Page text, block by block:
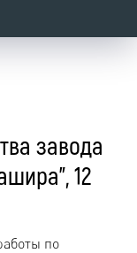
завода
12
по